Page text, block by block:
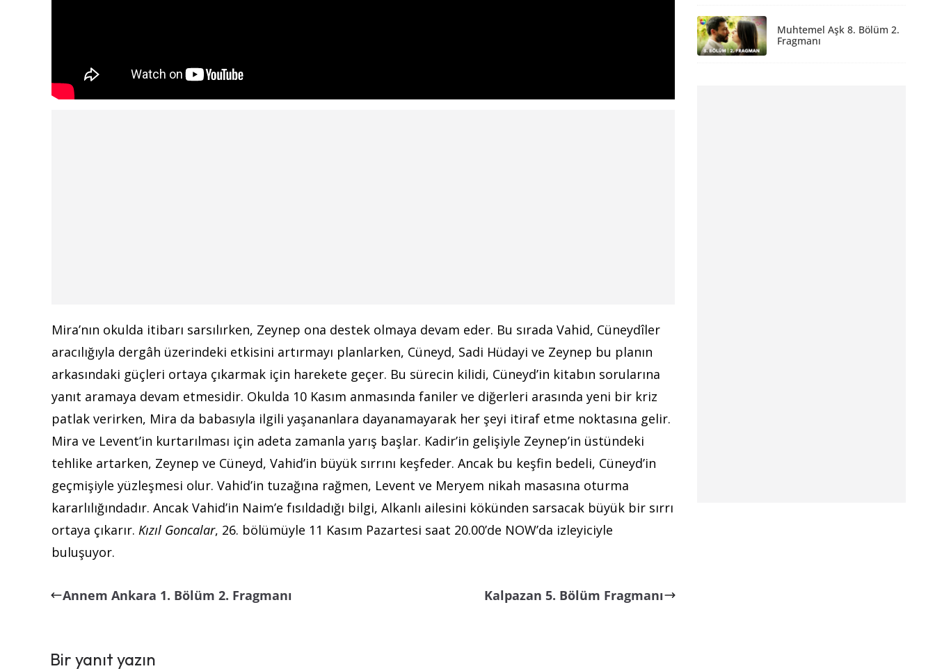
Mira’nın okulda itibarı sarsılırken, Zeynep ona destek olmaya devam eder. Bu sırada Vahid, Cüneydîler
aracılığıyla dergâh üzerindeki etkisini artırmayı planlarken, Cüneyd, Sadi Hüdayi ve Zeynep bu planın
arkasındaki güçleri ortaya çıkarmak için harekete geçer. Bu sürecin kilidi, Cüneyd’in kitabın sorularına
yanıt aramaya devam etmesidir. Okulda 10 Kasım anmasında faniler ve diğerleri arasında yeni bir kriz
patlak verirken, Mira da babasıyla ilgili yaşananlara dayanamayarak her şeyi itiraf etme noktasına gelir.
Mira ve Levent’in kurtarılması için adeta zamanla yarış başlar. Kadir’in gelişiyle Zeynep’in üstündeki
tehlike artarken, Zeynep ve Cüneyd, Vahid’in büyük sırrını keşfeder. Ancak bu keşfin bedeli, Cüneyd’in
geçmişiyle yüzleşmesi olur. Vahid’in tuzağına rağmen, Levent ve Meryem nikah masasına oturma
kararlılığındadır. Ancak Vahid’in Naim’e fısıldadığı bilgi, Alkanlı ailesini kökünden sarsacak büyük bir sırrı
ortaya çıkarır. Kızıl Goncalar, 26. bölümüyle 11 Kasım Pazartesi saat 20.00’de NOW’da izleyiciyle
buluşuyor.
Annem Ankara 1. Bölüm 2. Fragmanı Kalpazan 5. Bölüm Fragmanı
Bir yanıt yazın
Muhtemel Aşk 8. Bölüm 2.
Fragmanı